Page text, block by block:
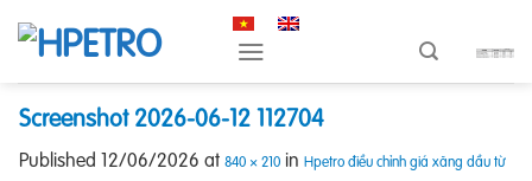
content
Screenshot 2026-06-12 112704
Published 12/06/2026 at 840 × 210 in Hpetro điều chỉnh giá xăng dầu từ